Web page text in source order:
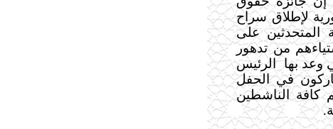
لإطلاق سراح
المتحدثين على
من تدهور
وعد بها الرئيس
في الحفل
كافة الناشطين